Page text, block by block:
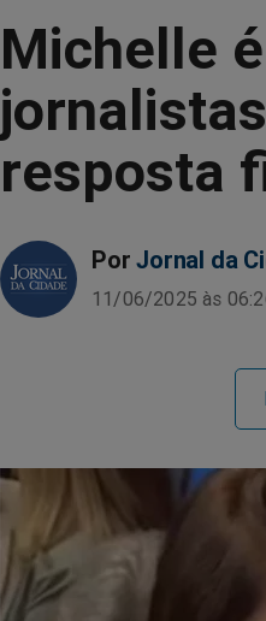
Michelle
resposta
Por Jornal da
11/06/2025 às